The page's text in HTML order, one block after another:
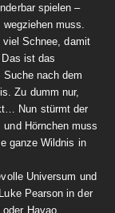
spielen –
muss.
Schnee, damit
ist das
nach dem
Zu dumm nur,
Nun stürmt der
Hörnchen muss
ganze Wildnis in
Universum und
Pearson in der
Hayao